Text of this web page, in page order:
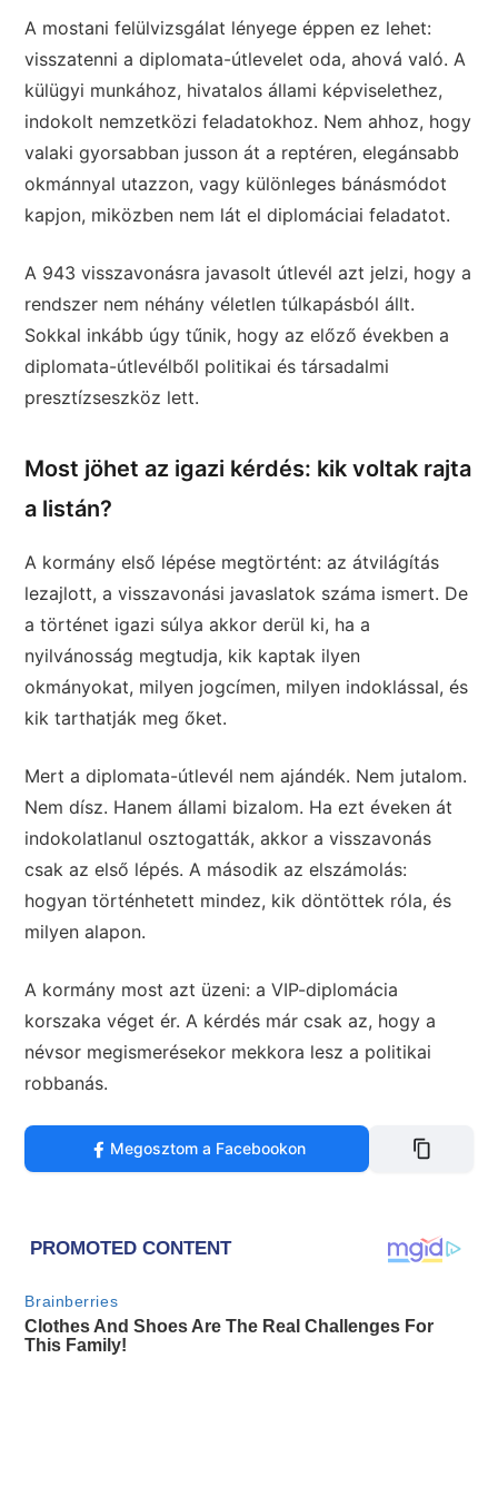
A mostani felülvizsgálat lényege éppen ez lehet:
visszatenni a diplomata-útlevelet oda, ahová való. A
külügyi munkához, hivatalos állami képviselethez,
indokolt nemzetközi feladatokhoz. Nem ahhoz, hogy
valaki gyorsabban jusson át a reptéren, elegánsabb
okmánnyal utazzon, vagy különleges bánásmódot
kapjon, miközben nem lát el diplomáciai feladatot.
A 943 visszavonásra javasolt útlevél azt jelzi, hogy a
rendszer nem néhány véletlen túlkapásból állt.
Sokkal inkább úgy tűnik, hogy az előző években a
diplomata-útlevélből politikai és társadalmi
presztízseszköz lett.
Most jöhet az igazi kérdés: kik voltak rajta
a listán?
A kormány első lépése megtörtént: az átvilágítás
lezajlott, a visszavonási javaslatok száma ismert. De
a történet igazi súlya akkor derül ki, ha a
nyilvánosság megtudja, kik kaptak ilyen
okmányokat, milyen jogcímen, milyen indoklással, és
kik tarthatják meg őket.
Mert a diplomata-útlevél nem ajándék. Nem jutalom.
Nem dísz. Hanem állami bizalom. Ha ezt éveken át
indokolatlanul osztogatták, akkor a visszavonás
csak az első lépés. A második az elszámolás:
hogyan történhetett mindez, kik döntöttek róla, és
milyen alapon.
A kormány most azt üzeni: a VIP-diplomácia
korszaka véget ér. A kérdés már csak az, hogy a
névsor megismerésekor mekkora lesz a politikai
robbanás.
Megosztom a Facebookon